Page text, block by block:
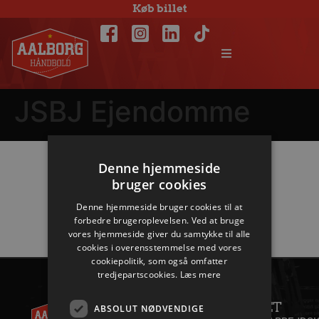
Køb billet
JSBJ Ejendomme
Hovedpartnere
HÅNDBOLD
+45 96
ANDET
Denne hjemmeside
bruger cookies
Denne hjemmeside bruger cookies til at
forbedre brugeroplevelsen. Ved at bruge
vores hjemmeside giver du samtykke til alle
cookies i overensstemmelse med vores
cookiepolitik, som også omfatter
tredjepartscookies. Læs mere
ABSOLUT NØDVENDIGE